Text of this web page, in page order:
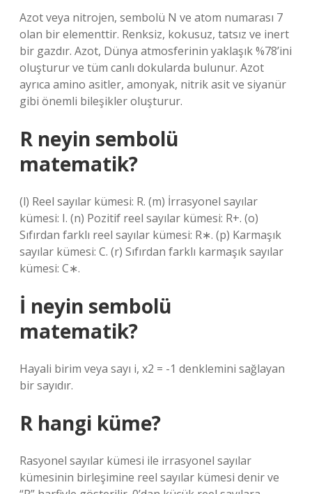
Azot veya nitrojen, sembolü N ve atom numarası 7
olan bir elementtir. Renksiz, kokusuz, tatsız ve inert
bir gazdır. Azot, Dünya atmosferinin yaklaşık %78’ini
oluşturur ve tüm canlı dokularda bulunur. Azot
ayrıca amino asitler, amonyak, nitrik asit ve siyanür
gibi önemli bileşikler oluşturur.
R neyin sembolü
matematik?
(l) Reel sayılar kümesi: R. (m) İrrasyonel sayılar
kümesi: I. (n) Pozitif reel sayılar kümesi: R+. (o)
Sıfırdan farklı reel sayılar kümesi: R∗. (p) Karmaşık
sayılar kümesi: C. (r) Sıfırdan farklı karmaşık sayılar
kümesi: C∗.
İ neyin sembolü
matematik?
Hayali birim veya sayı i, x2 = -1 denklemini sağlayan
bir sayıdır.
R hangi küme?
Rasyonel sayılar kümesi ile irrasyonel sayılar
kümesinin birleşimine reel sayılar kümesi denir ve